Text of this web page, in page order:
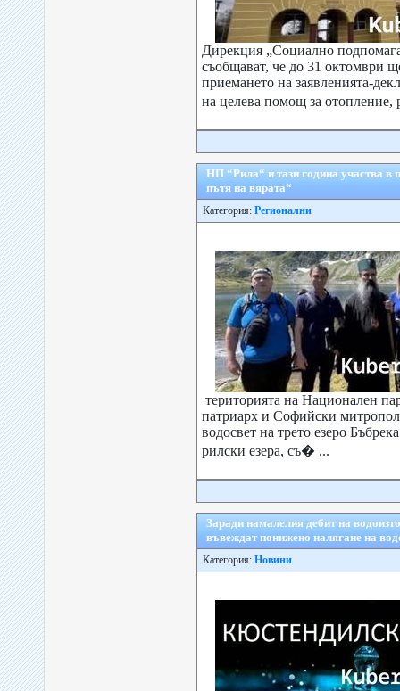
Дирекция „Социално
съобщават, че до 31 октомври
приемането на заявленията-
на целева помощ за
НП “Рила“ и тази година участва в
пътя на вярата“
Категория: Регионални
територията на Национален
патриарх и Софийски
водосвет на трето езеро
рилски езера, съ� ...
Заради намалелия дебит на
въвеждат понижено налягане на
Категория: Новини